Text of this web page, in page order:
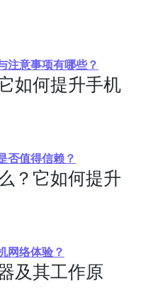
注意事项有哪些？
如何提升手机
否值得信赖？
？它如何提升
网络体验？
及其工作原